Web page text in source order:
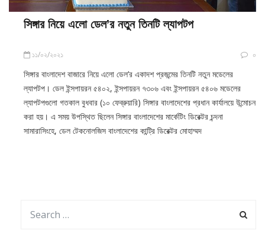
সিঙ্গার নিয়ে এলো ডেল’র নতুন তিনটি ল্যাপটপ
১১/০২/২০২১ ০
সিঙ্গার বাংলাদেশ বাজারে নিয়ে এলো ডেল’র একাদশ প্রজন্মের তিনটি নতুন মডেলের
ল্যাপটপ। ডেল ইন্সপায়রন ৫৪০২, ইন্সপায়রন ৭৩০৬ এবং ইন্সপায়রন ৫৪০৬ মডেলের
ল্যাপটপগুলো গতকাল বুধবার (১০ ফেব্রুয়ারি) সিঙ্গার বাংলাদেশের প্রধান কার্যালয়ে উন্মোচন
করা হয়। এ সময় উপস্থিত ছিলেন সিঙ্গার বাংলাদেশের মার্কেটিং ডিরেক্টর চন্দনা
সামারাসিংহে, ডেল টেকনোলজিস বাংলাদেশের কান্ট্রি ডিরেক্টর মোহাম্মদ